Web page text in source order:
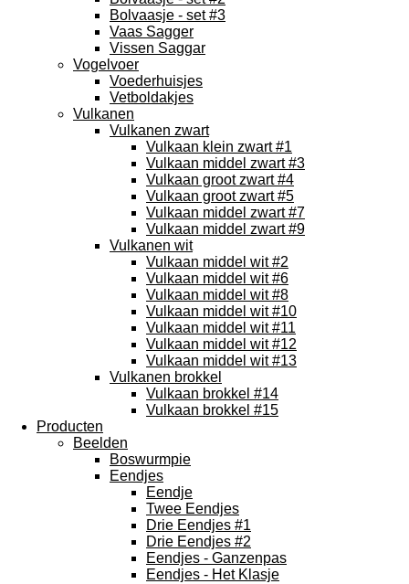
Bolvaasje - set #3
Vaas Sagger
Vissen Saggar
Vogelvoer
Voederhuisjes
Vetboldakjes
Vulkanen
Vulkanen zwart
Vulkaan klein zwart #1
Vulkaan middel zwart #3
Vulkaan groot zwart #4
Vulkaan groot zwart #5
Vulkaan middel zwart #7
Vulkaan middel zwart #9
Vulkanen wit
Vulkaan middel wit #2
Vulkaan middel wit #6
Vulkaan middel wit #8
Vulkaan middel wit #10
Vulkaan middel wit #11
Vulkaan middel wit #12
Vulkaan middel wit #13
Vulkanen brokkel
Vulkaan brokkel #14
Vulkaan brokkel #15
Producten
Beelden
Boswurmpie
Eendjes
Eendje
Twee Eendjes
Drie Eendjes #1
Drie Eendjes #2
Eendjes - Ganzenpas
Eendjes - Het Klasje